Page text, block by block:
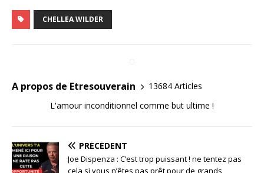
CHELLEA WILDER
A propos de Etresouverain
13684 Articles
L'amour inconditionnel comme but ultime !
PRÉCÉDENT
Joe Dispenza : C’est trop puissant ! ne tentez pas
cela si vous n’êtes pas prêt pour de grands